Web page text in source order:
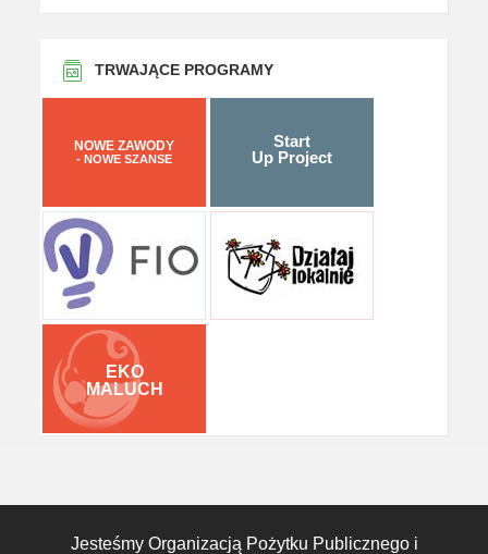
TRWAJĄCE PROGRAMY
NOWE ZAWODY
- NOWE SZANSE
Start
Up Project
EKO
MALUCH
Jesteśmy Organizacją Pożytku Publicznego i